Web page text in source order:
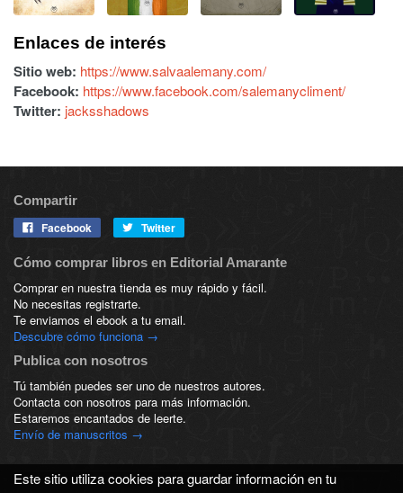
Enlaces de interés
Sitio web: https://www.salvaalemany.com/
Facebook: https://www.facebook.com/salemanycliment/
Twitter: jacksshadows
Compartir
Facebook Twitter
Cómo comprar libros en Editorial Amarante
Comprar en nuestra tienda es muy rápido y fácil.
No necesitas registrarte.
Te enviamos el ebook a tu email.
Descubre cómo funciona →
Publica con nosotros
Tú también puedes ser uno de nuestros autores.
Contacta con nosotros para más información.
Estaremos encantados de leerte.
Envío de manuscritos →
Este sitio utiliza cookies para guardar información en tu